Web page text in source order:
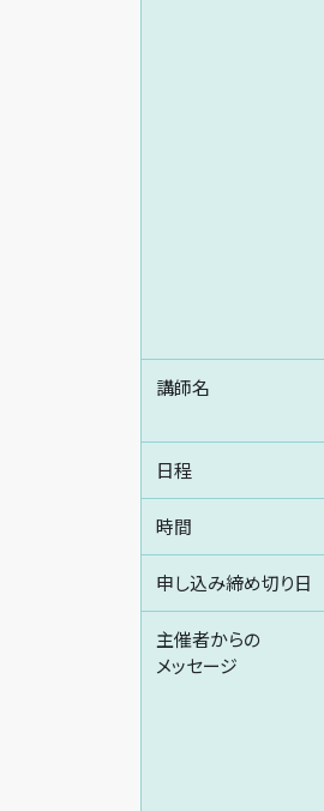
講師名
日程
時間
申し込み締め切り日
主催者からの
メッセージ